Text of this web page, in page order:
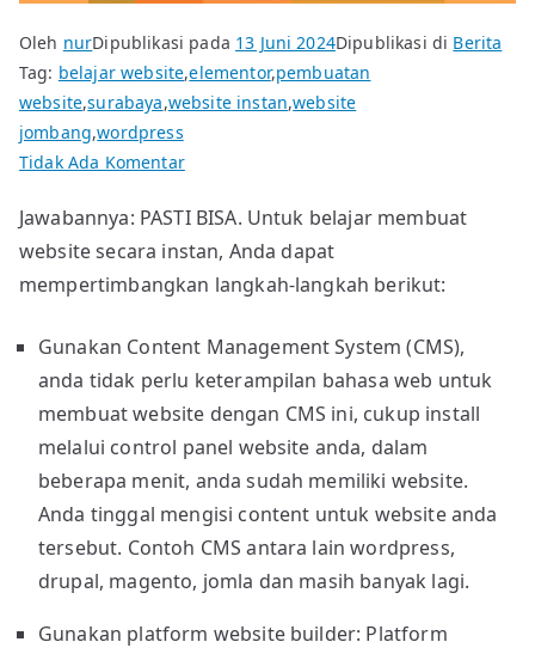
Oleh nurDipublikasi pada 13 Juni 2024Dipublikasi di Berita
Tag: belajar website,elementor,pembuatan
website,surabaya,website instan,website
jombang,wordpress
Tidak Ada Komentarpada
website
secara
instan,
Jawabannya: PASTI BISA. Untuk belajar membuat
website secara instan, Anda dapat
mempertimbangkan langkah-langkah berikut:
Gunakan Content Management System (CMS),
anda tidak perlu keterampilan bahasa web untuk
membuat website dengan CMS ini, cukup install
melalui control panel website anda, dalam
beberapa menit, anda sudah memiliki website.
Anda tinggal mengisi content untuk website anda
tersebut. Contoh CMS antara lain wordpress,
drupal, magento, jomla dan masih banyak lagi.
Gunakan platform website builder: Platform